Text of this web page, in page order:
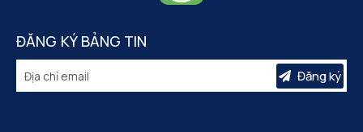
ĐĂNG KÝ BẢNG TIN
Đăng ký